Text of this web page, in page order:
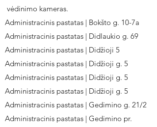
vėdinimo kameras.
Administracinis pastatas | Bokšto g. 10-7a
Administracinis pastatas | Didlaukio g. 69
Administracinis pastatas | Didžioji 5
Administracinis pastatas | Didžioji g. 5
Administracinis pastatas | Didžioji g. 5
Administracinis pastatas | Didžioji g. 5
Administracinis pastatas | Gedimino g. 21/2
Administracinis pastatas | Gedimino pr.